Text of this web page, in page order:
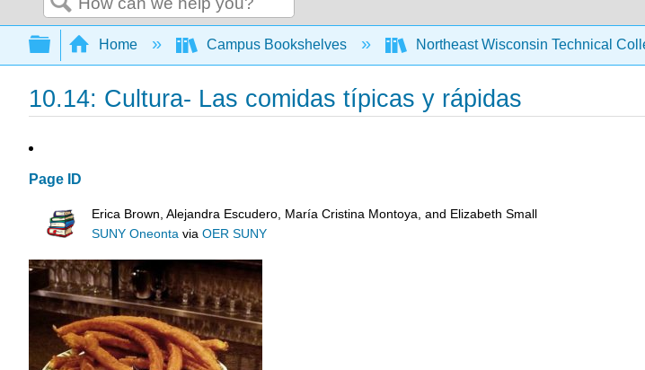
Search
Expand/collapse global hierarchy
Home Campus Bookshelves Northeast Wisconsin Technical
10.14: Cultura- Las comidas típicas y rápidas
Page ID
Erica Brown, Alejandra Escudero, María Cristina Montoya, and Elizabeth Small
SUNY Oneonta viaOER SUNY